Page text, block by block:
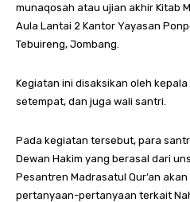
munaqosah atau ujian akhir Kitab
Aula Lantai 2 Kantor Yayasan
Tebuireng, Jombang.
Kegiatan ini disaksikan oleh
setempat, dan juga wali santri.
Pada kegiatan tersebut, para
Dewan Hakim yang berasal dari
Pesantren Madrasatul Qur’an
pertanyaan-pertanyaan terkait